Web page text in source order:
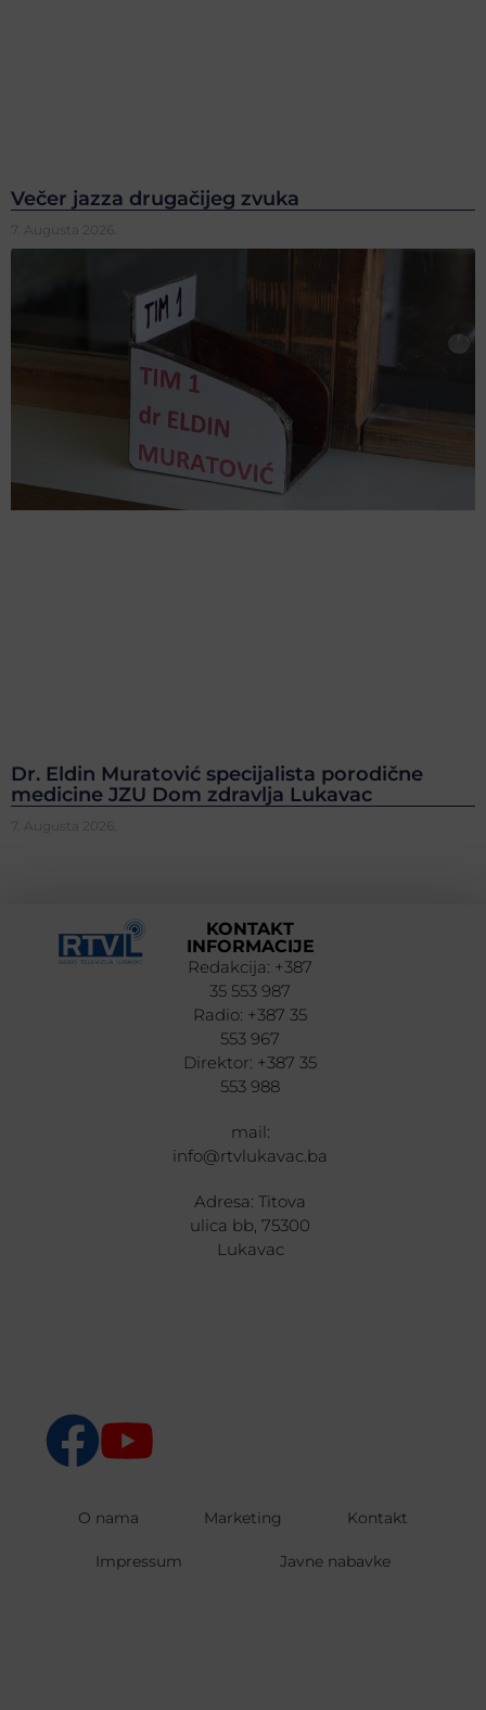
Večer jazza drugačijeg zvuka
7. Augusta 2026.
Dr. Eldin Muratović specijalista porodične
medicine JZU Dom zdravlja Lukavac
7. Augusta 2026.
KONTAKT
INFORMACIJE
Redakcija: +387
35 553 987
Radio: +387 35
553 967
Direktor: +387 35
553 988
mail:
info@rtvlukavac.ba
Adresa: Titova
ulica bb, 75300
Lukavac
O nama Marketing Kontakt
Impressum Javne nabavke